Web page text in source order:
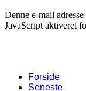
Denne e-mail
JavaScript aktiveret
Forside
Seneste